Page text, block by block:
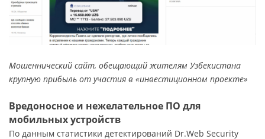
Мошеннический сайт, обещающий жителям Узбекистана
крупную прибыль от участия в «инвестиционном проекте»
Вредоносное и нежелательное ПО для
мобильных устройств
По данным статистики детектирований Dr.Web Security